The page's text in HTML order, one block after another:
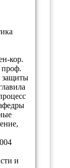
кор.
защиты
и